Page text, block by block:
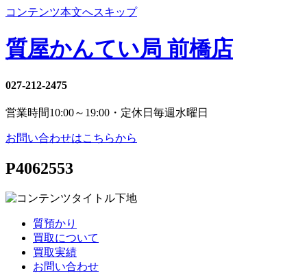
コンテンツ本文へスキップ
質屋かんてい局 前橋店
027-212-2475
営業時間10:00～19:00・定休日 毎週水曜日
お問い合わせはこちらから
P4062553
質預かり
買取について
買取実績
お問い合わせ